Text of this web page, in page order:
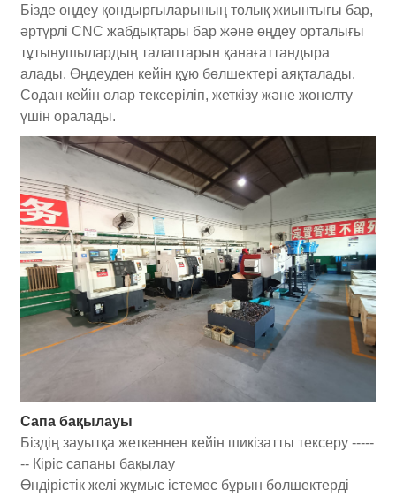
Бізде өңдеу қондырғыларының толық жиынтығы бар,
әртүрлі CNC жабдықтары бар және өңдеу орталығы
тұтынушылардың талаптарын қанағаттандыра
алады. Өңдеуден кейін құю бөлшектері аяқталады.
Содан кейін олар тексеріліп, жеткізу және жөнелту
үшін оралады.
Сапа бақылауы
Біздің зауытқа жеткеннен кейін шикізатты тексеру -----
-- Кіріс сапаны бақылау
Өндірістік желі жұмыс істемес бұрын бөлшектерді